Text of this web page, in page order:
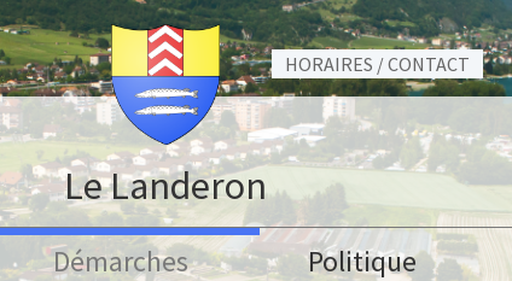
HORAIRES / CONTACT
Le Landeron
Démarches
Politique